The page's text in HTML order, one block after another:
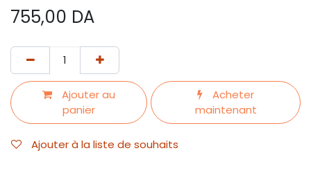
755,00 DA
Ajouter au
panier
Acheter
maintenant
Ajouter à la liste de souhaits